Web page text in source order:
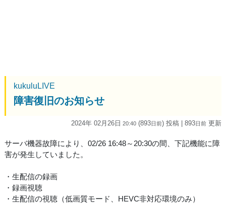
kukuluLIVE
障害復旧のお知らせ
2024年 02月26日 20:40 (893日前) 投稿 | 893日前 更新
サーバ機器故障により、02/26 16:48～20:30の間、下記機能に障
害が発生していました。
・生配信の録画
・録画視聴
・生配信の視聴（低画質モード、HEVC非対応環境のみ）